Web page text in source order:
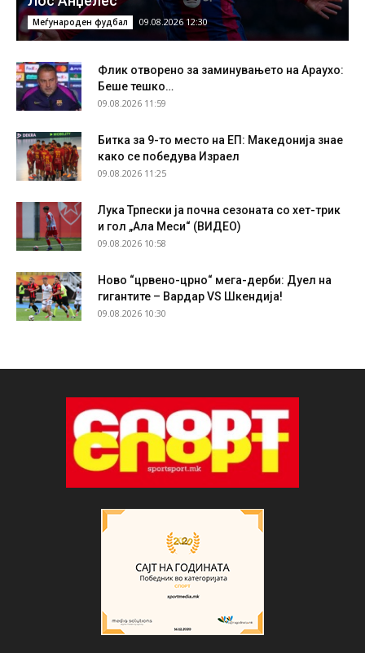
Меѓународен фудбал 09.08.2026 12:30
Флик отворено за заминувањето на Араухо:
Беше тешко…
09.08.2026 11:59
Битка за 9-то место на ЕП: Македонија знае
како се победува Израел
09.08.2026 11:25
Лука Трпески ја почна сезоната со хет-трик
и гол „Ала Меси“ (ВИДЕО)
09.08.2026 10:58
Ново “црвено-црно“ мега-дерби: Дуел на
гигантите – Вардар VS Шкендија!
09.08.2026 10:30